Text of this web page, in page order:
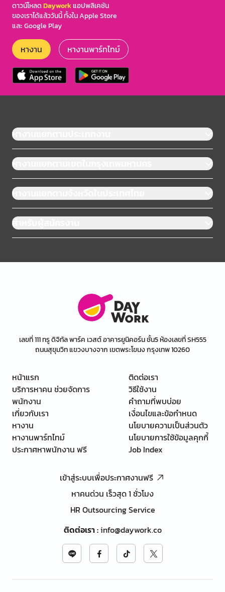
ดาวน์โหลดDayworkแอปพลิเคชัน
ของเราได้แล้ววันนี้ ทั้งใน Apple Store
และ Google Play
หางาน หางานพาร์ทไทม์
หางานแยกตามประเภทงาน
หางานแยกตามเขตในกรุงเทพมหานคร
หางานแยกตามจังหวัดในประเทศไทย
สำหรับผู้สมัครงาน
เลขที่ 111 ทรู ดิจิทัล พาร์ค เวสต์ อาคารยูนิคอร์น ชั้น5 ห้องเลขที่ SH555
ถนนสุขุมวิท แขวงบางจาก เขตพระโขนง กรุงเทพ 10260
หน้าแรก
บริการหาคน ช่วยจัดการ
พนักงาน
เกี่ยวกับเรา
หางาน
หางานพาร์ทไทม์
ประกาศหาพนักงาน ฟรี
ติดต่อเรา
วิธีใช้งาน
คำถามที่พบบ่อย
เงื่อนไขและข้อกำหนด
นโยบายความเป็นส่วนตัว
นโยบายการใช้ข้อมูลคุกกี้
Job Index
เข้าสู่ระบบเพื่อประกาศงานฟรี
หาคนด่วน เร็วสุด 1 ชั่วโมง
HR Outsourcing Service
ติดต่อเรา:info@daywork.co